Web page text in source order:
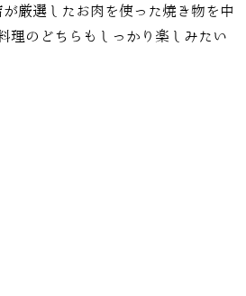
厳選したお肉を使った焼き物を中
理のどちらもしっかり楽しみたい